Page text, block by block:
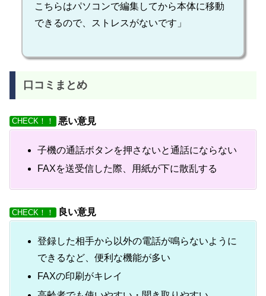
こちらはパソコンで編集してから本体に移動
できるので、ストレスがないです」
口コミまとめ
CHECK！！ 悪い意見
子機の通話ボタンを押さないと通話にならない
FAXを送受信した際、用紙が下に散乱する
CHECK！！ 良い意見
登録した相手から以外の電話が鳴らないように
できるなど、便利な機能が多い
FAXの印刷がキレイ